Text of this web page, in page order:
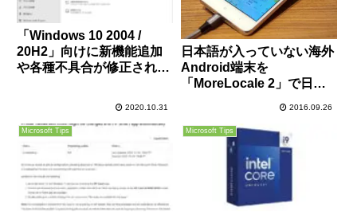
「Windows 10 2004 /
20H2」向けに新機能追加
や各種不具合が修正された
ールを。
2020.10.31
日本語が入っていない海外
Android端末を
「MoreLocale 2」で日本
2016.09.26
Microsoft Tips Microsoft Tips